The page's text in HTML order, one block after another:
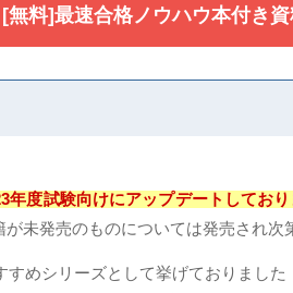
[無料]最速合格ノウハウ本付き
年度試験向けにアップデートしており
未発売のものについては発売され次
すめシリーズとして挙げておりました